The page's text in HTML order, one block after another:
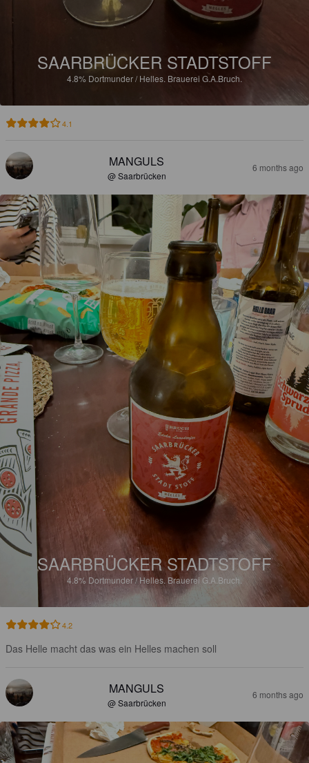
SAARBRÜCKER STADTSTOFF
4.8% Dortmunder / Helles. Brauerei G.A.Bruch.
4.1
MANGULS
@ Saarbrücken
6 months ago
SAARBRÜCKER STADTSTOFF
4.8% Dortmunder / Helles. Brauerei G.A.Bruch.
4.2
Das Helle macht das was ein Helles machen soll
MANGULS
@ Saarbrücken
6 months ago